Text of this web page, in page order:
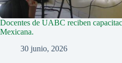
Docentes de UABC reciben
Mexicana.
30 junio, 2026